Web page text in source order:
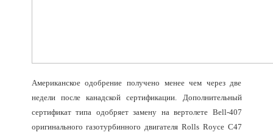
Американское одобрение получено менее чем через две
недели после канадской сертификации. Дополнительный
сертификат типа одобряет замену на вертолете Bell-407
оригинального газотурбинного двигателя Rolls Royce C47